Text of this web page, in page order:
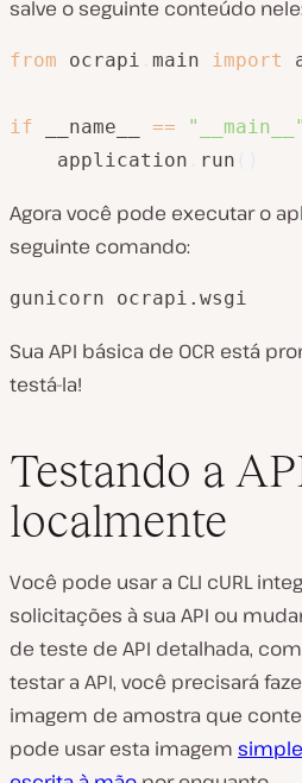
salve o seguinte conteúdo nele:
from ocrapi main import
if __name__ == "__main__"
    application
run
Agora você pode executar o
seguinte comando:
gunicorn ocrapi.wsgi
Sua API básica de OCR está
testá-la!
Testando a
localmente
Você pode usar a CLI cURL
solicitações à sua API ou
de teste de API detalhada,
testar a API, você precisará
imagem de amostra que
pode usar esta imagem